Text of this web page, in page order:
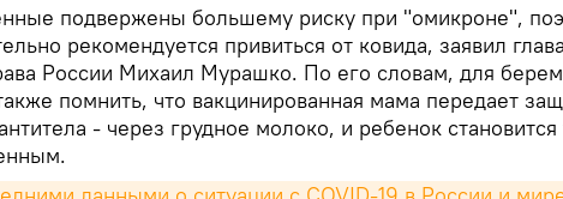
подвержены большему риску при "омикроне",
рекомендуется привиться от ковида, заявил глава
России Михаил Мурашко. По его словам, для
помнить, что вакцинированная мама передает
- через грудное молоко, и ребенок